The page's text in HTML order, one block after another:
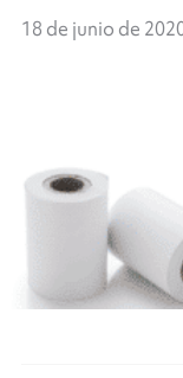
18 de junio de